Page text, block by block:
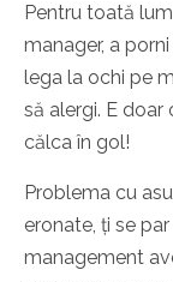
Pentru toată
manager, a
lega la ochi pe
să alergi. E
călca în gol!
Problema cu
eronate, ți se
management